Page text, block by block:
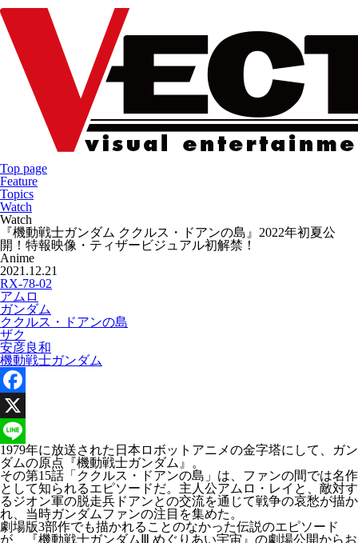
Top page
Feature
Topics
Watch
Watch
『機動戦士ガンダム ククルス・ドアンの島』2022年初夏公
開！特報映像・ティザービジュアル初解禁！
Anime
2021.12.21
RX-78-02
アムロ
ガンダム
ククルス・ドアンの島
ザク
安彦良和
機動戦士ガンダム
Facebook
X
Line
1979年に放送された日本ロボットアニメの金字塔にして、ガン
ダムの原点『機動戦士ガンダム』。
その第15話「ククルス・ドアンの島」は、ファンの間では名作
として知られるエピソードだ。主人公アムロ・レイと、敵対す
るジオン軍の脱走兵ドアンとの交流を通じて戦争の哀愁が描か
れ、当時ガンダムファンの注目を集めた。
劇場版3部作でも描かれることのなかった伝説のエピソード
が、『機動戦士ガンダムⅢ めぐりあい宇宙』の劇場公開からお